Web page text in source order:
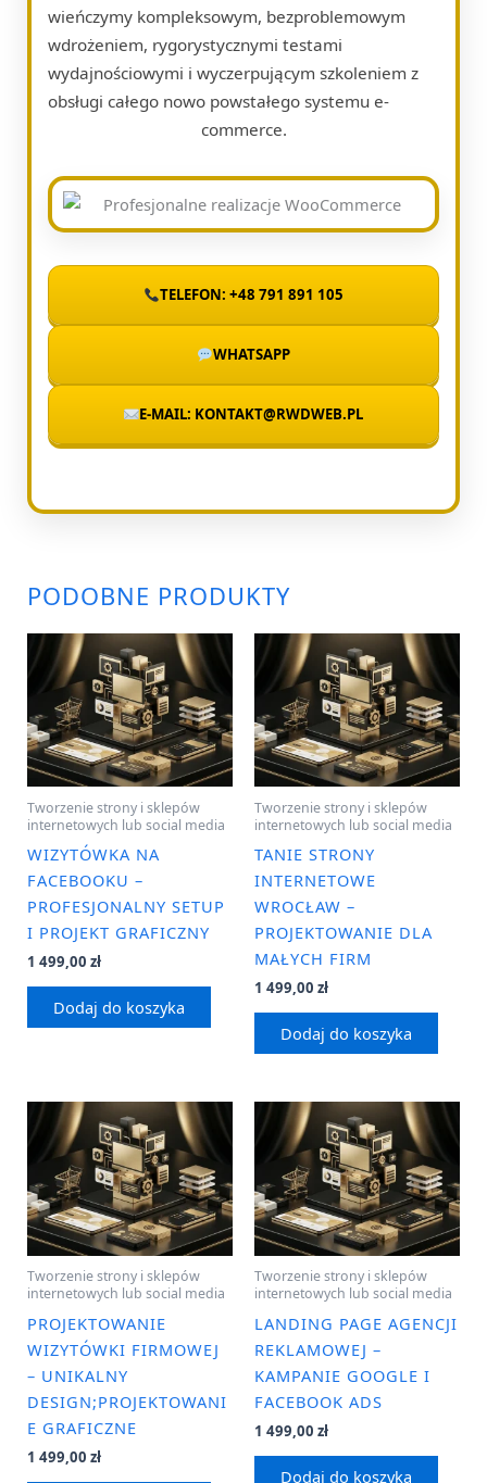
wieńczymy kompleksowym, bezproblemowym
wdrożeniem, rygorystycznymi testami
wydajnościowymi i wyczerpującym szkoleniem z
obsługi całego nowo powstałego systemu e-
commerce.
TELEFON: +48 791 891 105
WHATSAPP
E-MAIL: KONTAKT@RWDWEB.PL
PODOBNE PRODUKTY
Tworzenie strony i sklepów
internetowych lub social media
WIZYTÓWKA NA
FACEBOOKU –
PROFESJONALNY SETUP
I PROJEKT GRAFICZNY
1 499,00 zł
Dodaj do koszyka
Tworzenie strony i sklepów
internetowych lub social media
TANIE STRONY
INTERNETOWE
WROCŁAW –
PROJEKTOWANIE DLA
MAŁYCH FIRM
1 499,00 zł
Dodaj do koszyka
Tworzenie strony i sklepów
internetowych lub social media
PROJEKTOWANIE
WIZYTÓWKI FIRMOWEJ
– UNIKALNY
DESIGN;PROJEKTOWANI
E GRAFICZNE
1 499,00 zł
Tworzenie strony i sklepów
internetowych lub social media
LANDING PAGE AGENCJI
REKLAMOWEJ –
KAMPANIE GOOGLE I
FACEBOOK ADS
1 499,00 zł
Dodaj do koszyka